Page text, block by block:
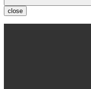
close